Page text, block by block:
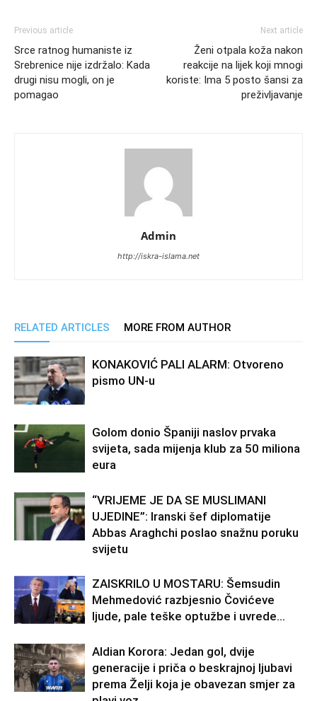
Previous article
Srce ratnog humaniste iz
Srebrenice nije izdržalo: Kada
drugi nisu mogli, on je
pomagao
Next article
Ženi otpala koža nakon
reakcije na lijek koji mnogi
koriste: Ima 5 posto šansi za
preživljavanje
Admin
http://iskra-islama.net
RELATED ARTICLES MORE FROM AUTHOR
KONAKOVIĆ PALI ALARM: Otvoreno
pismo UN-u
Golom donio Španiji naslov prvaka
svijeta, sada mijenja klub za 50 miliona
eura
“VRIJEME JE DA SE MUSLIMANI
UJEDINE”: Iranski šef diplomatije
Abbas Araghchi poslao snažnu poruku
svijetu
ZAISKRILO U MOSTARU: Šemsudin
Mehmedović razbjesnio Čovićeve
ljude, pale teške optužbe i uvrede…
Aldian Korora: Jedan gol, dvije
generacije i priča o beskrajnoj ljubavi
prema Želji koja je obavezan smjer za